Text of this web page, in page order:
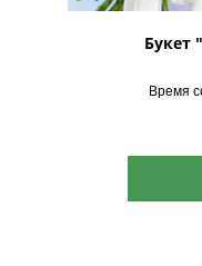
Букет
Время